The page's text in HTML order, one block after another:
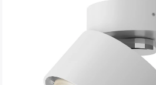
afbeeldingen-